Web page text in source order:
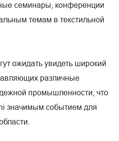
семинары, конференции
темам в текстильной
ожидать увидеть широкий
различные
промышленности, что
значимым событием для